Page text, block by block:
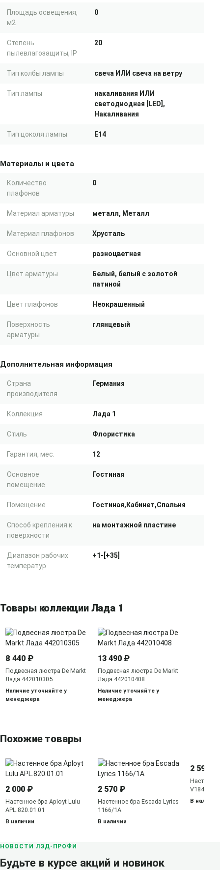
Площадь освещения,
м2
0
Степень
пылевлагозащиты, IP
20
Тип колбы лампы свеча ИЛИ свеча на ветру
Тип лампы
накаливания ИЛИ
светодиодная [LED],
Накаливания
Тип цоколя лампы E14
Материалы и цвета
Количество
плафонов
0
Материал арматуры металл, Металл
Материал плафонов Хрусталь
Основной цвет разноцветная
Цвет арматуры
Белый, белый с золотой
патиной
Цвет плафонов Неокрашенный
Поверхность
арматуры
глянцевый
Дополнительная информация
Страна
производителя
Германия
Коллекция Лада 1
Стиль Флористика
Гарантия, мес. 12
Основное
помещение
Гостиная
Помещение Гостиная,Кабинет,Спальня
Способ крепления к
поверхности
на монтажной пластине
Диапазон рабочих
температур
+1-[+35]
Товары коллекции Лада 1
8 440 ₽
Подвесная люстра De Markt
Лада 442010305
Наличие уточняйте у
менеджера
13 490 ₽
Подвесная люстра De Markt
Лада 442010408
Наличие уточняйте у
менеджера
Похожие товары
2 000 ₽
Настенное бра Aployt Lulu
APL.820.01.01
В наличии
2 570 ₽
Настенное бра Escada Lyrics
1166/1A
В наличии
2 596 ₽
V1848-8/
В наличии
НОВОСТИ ЛЭД-ПРОФИ
Будьте в курсе акций и новинок